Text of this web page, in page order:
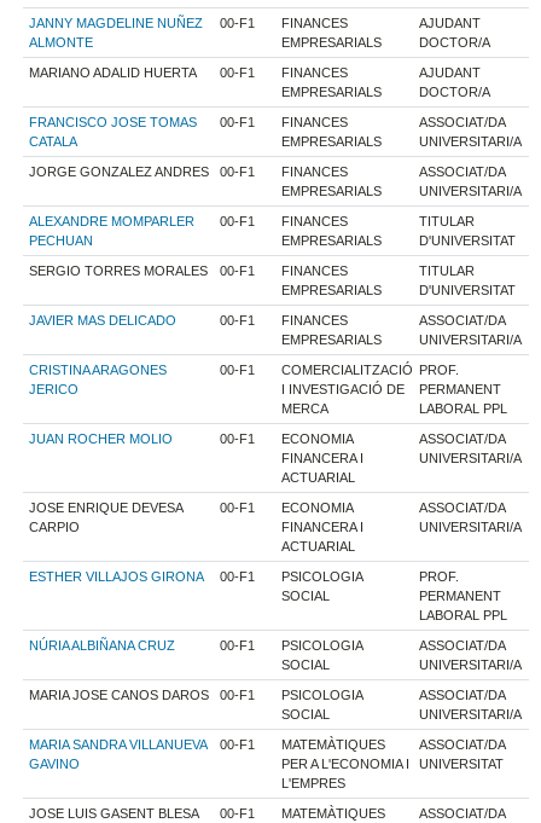
JANNY MAGDELINE NUÑEZ
ALMONTE
00-F1
FINANCES
EMPRESARIALS
AJUDANT
DOCTOR/A
MARIANO ADALID HUERTA 00-F1
FINANCES
EMPRESARIALS
AJUDANT
DOCTOR/A
FRANCISCO JOSE TOMAS
CATALA
00-F1
FINANCES
EMPRESARIALS
ASSOCIAT/DA
UNIVERSITARI/A
JORGE GONZALEZ ANDRES 00-F1
FINANCES
EMPRESARIALS
ASSOCIAT/DA
UNIVERSITARI/A
ALEXANDRE MOMPARLER
PECHUAN
00-F1
FINANCES
EMPRESARIALS
TITULAR
D'UNIVERSITAT
SERGIO TORRES MORALES 00-F1
FINANCES
EMPRESARIALS
TITULAR
D'UNIVERSITAT
JAVIER MAS DELICADO 00-F1
FINANCES
EMPRESARIALS
ASSOCIAT/DA
UNIVERSITARI/A
CRISTINA ARAGONES
JERICO
00-F1
COMERCIALITZACIÓ
I INVESTIGACIÓ DE
MERCA
PROF.
PERMANENT
LABORAL PPL
JUAN ROCHER MOLIO 00-F1
ECONOMIA
FINANCERA I
ACTUARIAL
ASSOCIAT/DA
UNIVERSITARI/A
JOSE ENRIQUE DEVESA
CARPIO
00-F1
ECONOMIA
FINANCERA I
ACTUARIAL
ASSOCIAT/DA
UNIVERSITARI/A
ESTHER VILLAJOS GIRONA 00-F1
PSICOLOGIA
SOCIAL
PROF.
PERMANENT
LABORAL PPL
NÚRIA ALBIÑANA CRUZ 00-F1
PSICOLOGIA
SOCIAL
ASSOCIAT/DA
UNIVERSITARI/A
MARIA JOSE CANOS DAROS 00-F1
PSICOLOGIA
SOCIAL
ASSOCIAT/DA
UNIVERSITARI/A
MARIA SANDRA VILLANUEVA
GAVINO
00-F1
MATEMÀTIQUES
PER A L'ECONOMIA I
L'EMPRES
ASSOCIAT/DA
UNIVERSITAT
JOSE LUIS GASENT BLESA 00-F1
MATEMÀTIQUES
ASSOCIAT/DA